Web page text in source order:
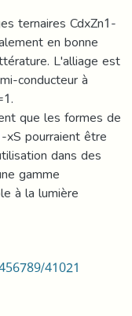
ternaires CdxZn1-
en bonne
L'alliage est
conducteur à
que les formes de
pourraient être
dans des
gamme
à la lumière
41021